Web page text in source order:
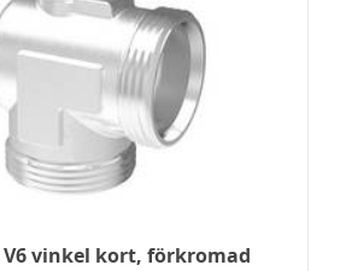
V6 vinkel kort, förkromad